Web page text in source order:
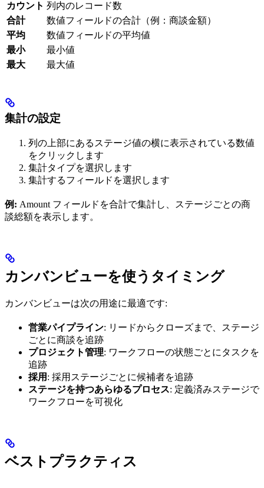
カウント 列内のレコード数
合計
数値フィールドの合計（例：商談金額）
平均
数値フィールドの平均値
最小
最小値
最大
最大値
集計の設定
列の上部にあるステージ値の横に表示されている数値
をクリックします
集計タイプを選択します
集計するフィールドを選択します
例: Amount フィールドを合計で集計し、ステージごとの商
談総額を表示します。
カンバンビューを使うタイミング
カンバンビューは次の用途に最適です:
営業パイプライン: リードからクローズまで、ステージ
ごとに商談を追跡
プロジェクト管理: ワークフローの状態ごとにタスクを
追跡
採用 : 採用ステージごとに候補者を追跡
ステージを持つあらゆるプロセス: 定義済みステージで
ワークフローを可視化
ベストプラクティス